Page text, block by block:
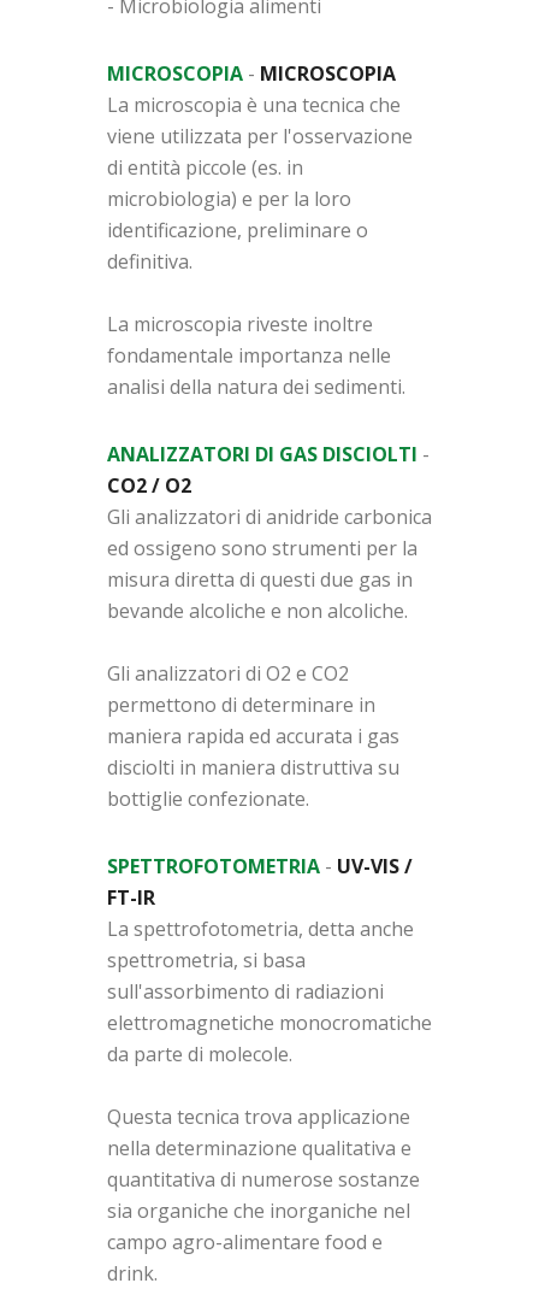
- Microbiologia alimenti
MICROSCOPIA - MICROSCOPIA
La microscopia è una tecnica che
viene utilizzata per l'osservazione
di entità piccole (es. in
microbiologia) e per la loro
identificazione, preliminare o
definitiva.
La microscopia riveste inoltre
fondamentale importanza nelle
analisi della natura dei sedimenti.
ANALIZZATORI DI GAS DISCIOLTI -
CO2 / O2
Gli analizzatori di anidride carbonica
ed ossigeno sono strumenti per la
misura diretta di questi due gas in
bevande alcoliche e non alcoliche.
Gli analizzatori di O2 e CO2
permettono di determinare in
maniera rapida ed accurata i gas
disciolti in maniera distruttiva su
bottiglie confezionate.
SPETTROFOTOMETRIA - UV-VIS /
FT-IR
La spettrofotometria, detta anche
spettrometria, si basa
sull'assorbimento di radiazioni
elettromagnetiche monocromatiche
da parte di molecole.
Questa tecnica trova applicazione
nella determinazione qualitativa e
quantitativa di numerose sostanze
sia organiche che inorganiche nel
campo agro-alimentare food e
drink.